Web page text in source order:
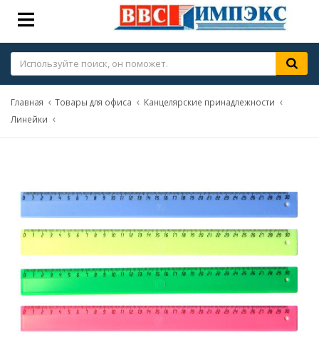
Главная Товары для офиса
Канцелярские принадлежности
Линейки